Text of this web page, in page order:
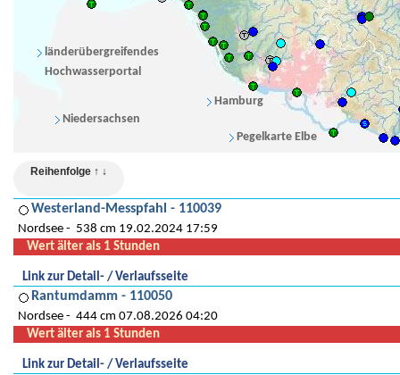
Reihenfolge ↑ ↓
Westerland-Messpfahl - 110039
Nordsee
538 cm 19.02.2024 17:59
Wert älter als 1 Stunden
Link zur Detail- / Verlaufsseite
Rantumdamm - 110050
Nordsee
444 cm 07.08.2026 04:20
Wert älter als 1 Stunden
Link zur Detail- / Verlaufsseite
Pegelkarte Elbe
Niedersachsen
Hamburg
länderübergreifendes
Hochwasserportal